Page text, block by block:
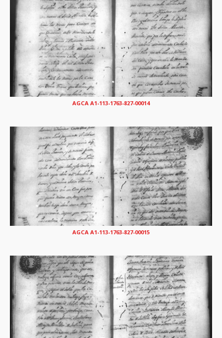
AGCA A1-113-1763-827-00014
AGCA A1-113-1763-827-00015